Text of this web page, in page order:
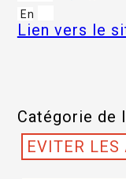
En
Lien vers le
Catégorie de
EVITER LES